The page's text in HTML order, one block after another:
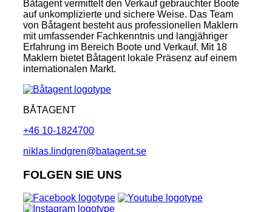
Båtagent vermittelt den Verkauf gebrauchter Boote
auf unkomplizierte und sichere Weise. Das Team
von Båtagent besteht aus professionellen Maklern
mit umfassender Fachkenntnis und langjähriger
Erfahrung im Bereich Boote und Verkauf. Mit 18
Maklern bietet Båtagent lokale Präsenz auf einem
internationalen Markt.
BÅTAGENT
+46 10-1824700
niklas.lindgren@batagent.se
FOLGEN SIE UNS